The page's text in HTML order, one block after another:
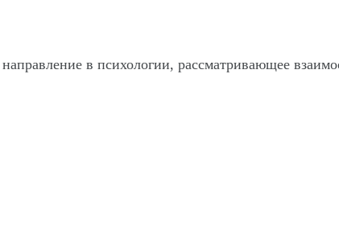
в психологии, рассматривающее